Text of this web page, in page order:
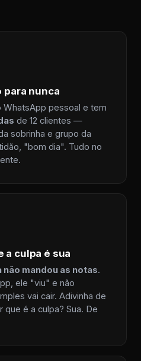
para nunca
WhatsApp pessoal e tem
de 12 clientes —
sobrinha e grupo da
"bom dia". Tudo no
a culpa é sua
não mandou as notas.
ele "viu" e não
vai cair. Adivinha de
é a culpa? Sua. De